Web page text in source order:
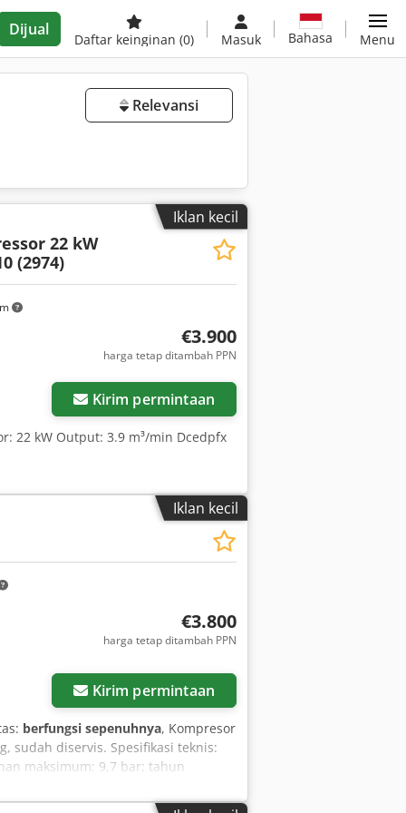
Dijual
Daftar keinginan (0) Masuk Bahasa Menu
Relevansi
Iklan kecil
22 kW
(2974)
€3.900
harga tetap ditambah PPN
Kirim permintaan
22 kW Output: 3.9 m³/min Dcedpfx
Iklan kecil
€3.800
harga tetap ditambah PPN
Kirim permintaan
berfungsi sepenuhnya, Kompresor
sudah diservis. Spesifikasi teknis:
maksimum: 9,7 bar; tahun